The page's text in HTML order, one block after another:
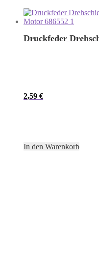
Druckfeder
2,59 €
In den Warenkorb